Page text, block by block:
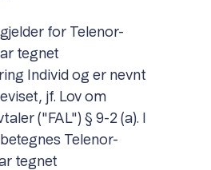
for Telenor-
tegnet
Individ og er nevnt
jf. Lov om
("FAL") § 9-2 (a). I
Telenor-
tegnet